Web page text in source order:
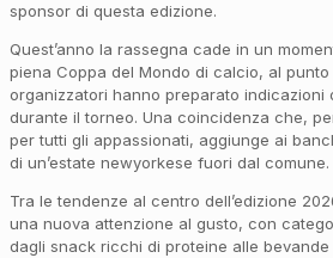
sponsor di questa edizione.
Quest’anno la rassegna cade in un
piena Coppa del Mondo di calcio, al
organizzatori hanno preparato indicazioni
durante il torneo. Una coincidenza che,
per tutti gli appassionati, aggiunge ai
di un’estate newyorkese fuori dal comune.
Tra le tendenze al centro dell’edizione
una nuova attenzione al gusto, con
dagli snack ricchi di proteine alle